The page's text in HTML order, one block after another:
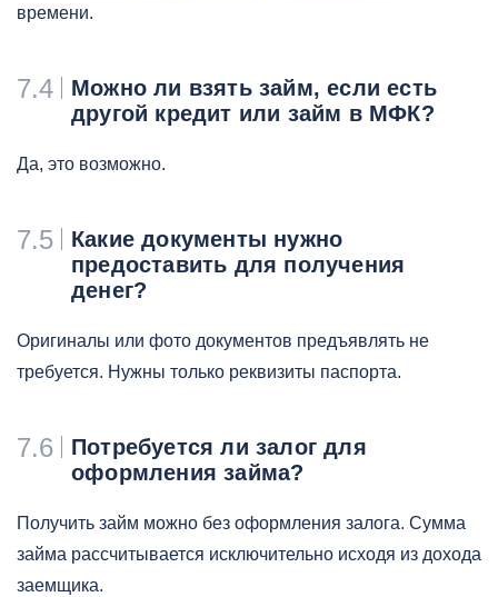
времени.
7.4
Можно ли взять займ, если есть
другой кредит или займ в МФК?
Да, это возможно.
7.5
Какие документы нужно
предоставить для получения
денег?
Оригиналы или фото документов предъявлять не
требуется. Нужны только реквизиты паспорта.
7.6
Потребуется ли залог для
оформления займа?
Получить займ можно без оформления залога. Сумма
займа рассчитывается исключительно исходя из дохода
заемщика.